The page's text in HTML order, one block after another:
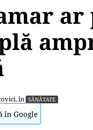
ar
, în SĂNĂTATE
în Google